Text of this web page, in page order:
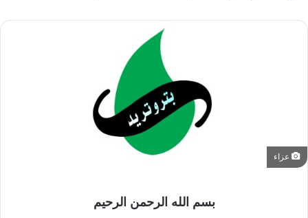
عزاء
بسم الله الرحمن الرحيم